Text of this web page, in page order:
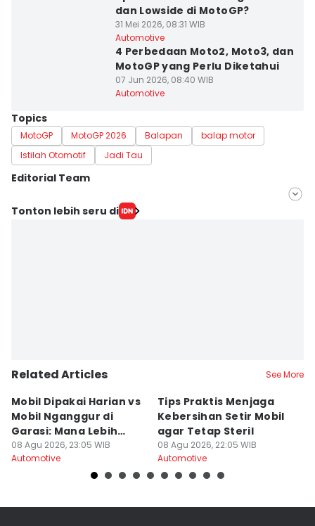
dan Lowside di MotoGP?
31 Mei 2026, 08:31 WIB
Automotive
4 Perbedaan Moto2, Moto3, dan
MotoGP yang Perlu Diketahui
07 Jun 2026, 08:40 WIB
Automotive
Topics
MotoGP MotoGP 2026 Balapan
balap motor
Istilah Otomotif
Jadi Tau
Editorial Team
Editor
Tonton lebih seru di
Related Articles See More
Mobil Dipakai Harian vs
Mobil Nganggur di
Garasi: Mana Lebih
Awet?
08 Agu 2026, 23:05 WIB
Automotive
Tips Praktis Menjaga
Kebersihan Setir Mobil
agar Tetap Steril
08 Agu 2026, 22:05 WIB
Automotive